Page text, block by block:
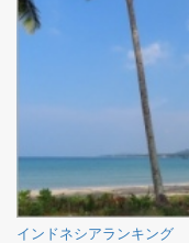
インドネシアランキング